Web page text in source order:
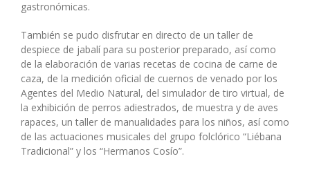
gastronómicas.
También se pudo disfrutar en directo de un taller de
despiece de jabalí para su posterior preparado, así como
de la elaboración de varias recetas de cocina de carne de
caza, de la medición oficial de cuernos de venado por los
Agentes del Medio Natural, del simulador de tiro virtual, de
la exhibición de perros adiestrados, de muestra y de aves
rapaces, un taller de manualidades para los niños, así como
de las actuaciones musicales del grupo folclórico “Liébana
Tradicional” y los “Hermanos Cosío”.